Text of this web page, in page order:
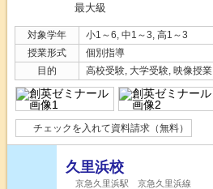
最大級
対象学年
小1～6, 中1～3, 高1～3
授業形式
個別指導
目的
高校受験, 大学受験, 映像授業
チェックを入れて資料請求（無料）
久里浜校
京急久里浜駅 京急久里浜線